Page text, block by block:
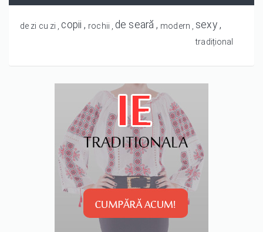
de zi cu zi copii rochii de seară modern sexy
tradițional